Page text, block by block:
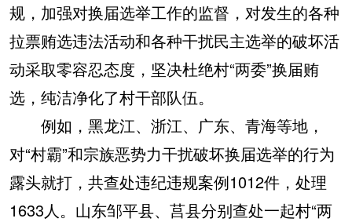
规，加强对换届选举工作的监督，对发生的各种
拉票贿选违法活动和各种干扰民主选举的破坏活
动采取零容忍态度，坚决杜绝村“两委”换届贿
选，纯洁净化了村干部队伍。
例如，黑龙江、浙江、广东、青海等地，
对“村霸”和宗族恶势力干扰破坏换届选举的行为
露头就打，共查处违纪违规案例1012件，处理
1633人。山东邹平县、莒县分别查处一起村“两